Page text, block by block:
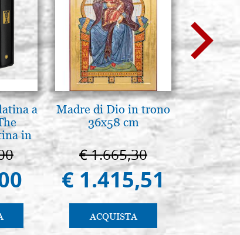
a
in
Madre di Dio in trono
36x58 cm
€ 1.665,30
€ 1.415,51
ACQUISTA
Il
The
€
€